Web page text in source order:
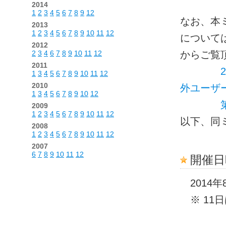
なお、本
について
からご覧
外ユーザ
以下、同
開催
2014年
※ 11日
2014
1 2 3 4 5 6 7 8 9 12
2013
1 2 3 4 5 6 7 8 9 10 11 12
2012
2 3 4 6 7 8 9 10 11 12
2011
1 3 4 5 6 7 8 9 10 11 12
2010
1 3 4 5 6 7 8 9 10 12
2009
1 2 3 4 5 6 7 8 9 10 11 12
2008
1 2 3 4 5 6 7 8 9 10 11 12
2007
6 7 8 9 10 11 12